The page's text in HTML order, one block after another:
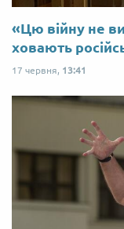
«Цю війну не
ховають
17 червня, 13:41